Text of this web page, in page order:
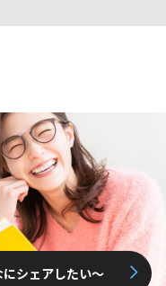
シェアしたい〜